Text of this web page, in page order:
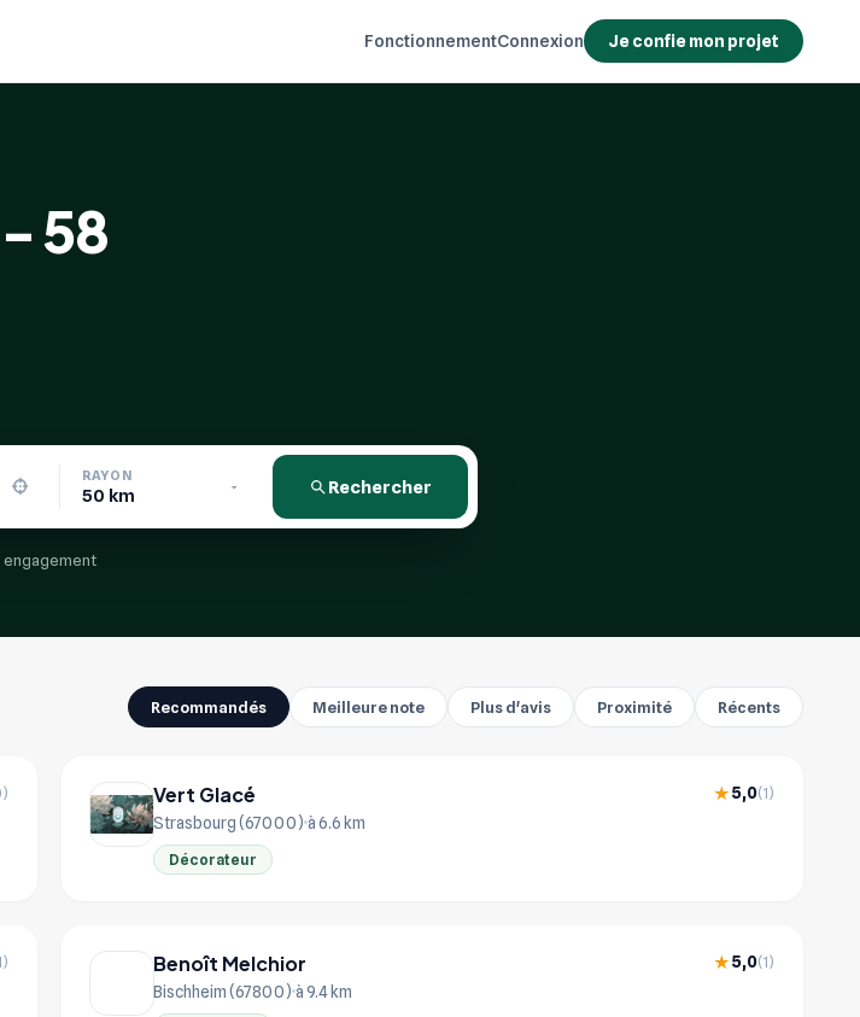
FonctionnementConnexion Je confie mon projet
58
RAYON
Rechercher
engagement
Recommandés Meilleure note Plus d'avis Proximité Récents
Vert Glacé ★5,0(1)
Strasbourg (67000) à 6.6 km
Décorateur
Benoît Melchior ★5,0(1)
Bischheim (67800) à 9.4 km